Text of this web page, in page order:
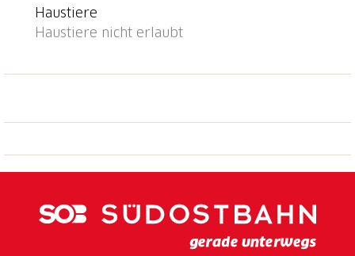
m, Skiverleih 300 m, Skibushaltestelle 100 m,
Skischule 500 m, Schlittelbahn 5 km, Langlaufloipe
Haustiere
Haustiere nicht erlaubt